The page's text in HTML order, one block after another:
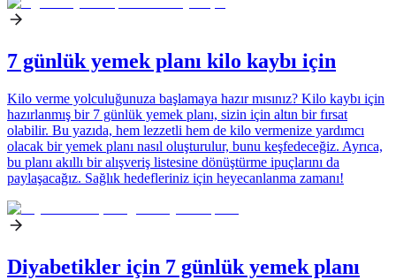
7 günlük yemek planı kilo kaybı için
Kilo verme yolculuğunuza başlamaya hazır mısınız? Kilo kaybı için
hazırlanmış bir 7 günlük yemek planı, sizin için altın bir fırsat
olabilir. Bu yazıda, hem lezzetli hem de kilo vermenize yardımcı
olacak bir yemek planı nasıl oluşturulur, bunu keşfedeceğiz. Ayrıca,
bu planı akıllı bir alışveriş listesine dönüştürme ipuçlarını da
paylaşacağız. Sağlık hedefleriniz için heyecanlanma zamanı!
Diyabetikler için 7 günlük yemek planı